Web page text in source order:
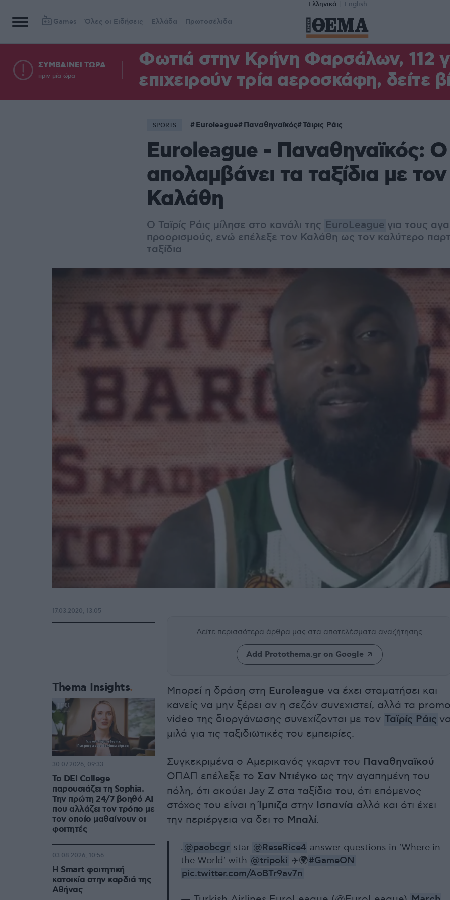
Ελληνικά English
Games Όλες οι Ειδήσεις Ελλάδα Πρωτοσέλιδα
ΣΥΜΒΑΙΝΕΙ ΤΩΡΑ
πριν μία ώρα
Φωτιά στην Κρήνη Φαρσάλων, 112
επιχειρούν τρία αεροσκάφη, δείτε
SPORTS Euroleague Παναθηναϊκός Τάιρις Ράις
Euroleague - Παναθηναϊκός: Ο
απολαμβάνει τα ταξίδια με τον
Καλάθη
Ο Ταϊρίς Ράις μίλησε στο κανάλι της EuroLeague για τους
προορισμούς, ενώ επέλεξε τον Καλάθη ως τον καλύτερο
ταξίδια
Δείτε περισσότερα άρθρα μας στα αποτελέσματα αναζήτησης
Add Protothema.gr on Google
Μπορεί η δράση στη Euroleague να έχει σταματήσει και
κανείς να μην ξέρει αν η σεζόν συνεχιστεί, αλλά τα
video της διοργάνωσης συνεχίζονται με τον Ταϊρίς Ράις
μιλά για τις ταξιδιωτικές του εμπειρίες.
Συγκεκριμένα ο Αμερικανός γκαρντ του Παναθηναϊκού
ΟΠΑΠ επέλεξε το Σαν Ντιέγκο ως την αγαπημένη του
πόλη, ότι ακούει Jay Z στα ταξίδια του, ότι επόμενος
στόχος του είναι ηΊμπιζα στην Ισπανία αλλά και ότι έχει
την περιέργεια να δει το Μπαλί.
. @paobcgr star @ReseRice4 answer questions in 'Where in
the World' with @tripoki ✈️🌍#GameON
pic.twitter.com/AoBTr9av7n
17.03.2020, 13:05
Thema Insights
Το DEI College
παρουσιάζει τη Sophia.
Την πρώτη 24/7 βοηθό AI
που αλλάζει τον τρόπο με
τον οποίο μαθαίνουν οι
φοιτητές
30.07.2026, 09:33
Η Smart φοιτητική
κατοικία στην καρδιά της
Αθήνας
03.08.2026, 10:56